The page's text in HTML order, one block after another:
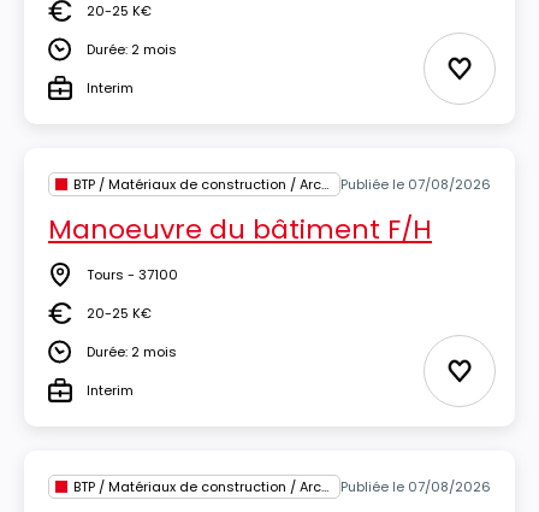
Salaire20-25 K€
DuréeDurée: 2 mois
TypeInterim Ajouter
BTP / Matériaux de construction / Architecture Publiée le 07/08/2026
Manoeuvre du bâtiment F/H
Lieu Tours - 37100
Salaire20-25 K€
DuréeDurée: 2 mois
TypeInterim Ajouter
BTP / Matériaux de construction / Architecture Publiée le 07/08/2026